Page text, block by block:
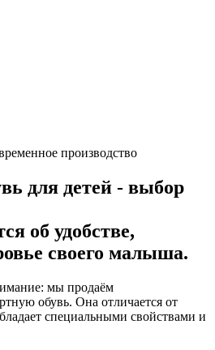
производство
для детей - выбор
об удобстве,
своего малыша.
мы продаём
обувь. Она отличается от
специальными свойствами и